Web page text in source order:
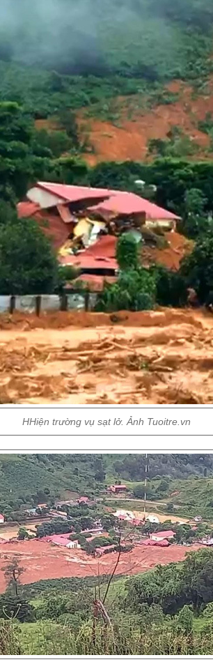
HHiện trường vụ sạt lở. Ảnh Tuoitre.vn